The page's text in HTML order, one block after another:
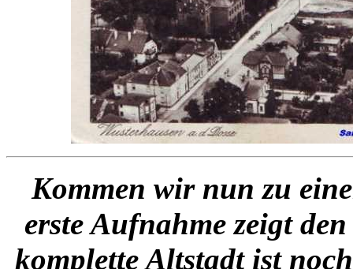
Kommen wir nun zu
erste Aufnahme zeigt
komplette Altstadt ist